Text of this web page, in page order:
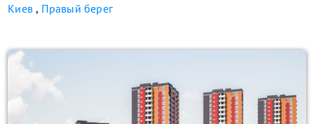
Киев , Правый берег